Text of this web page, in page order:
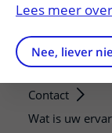
Diagnostiek
Service,
Contact
Wat is uw
Lees meer
Nee, liever